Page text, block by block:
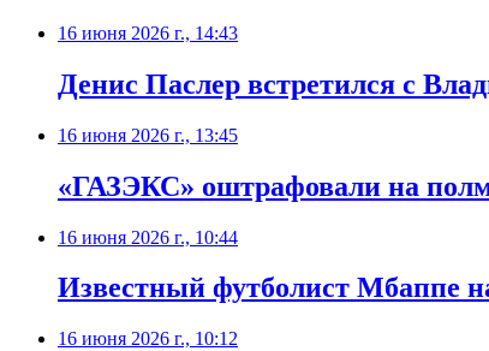
16 июня 2026 г., 14:43
Денис Паслер встретился с
16 июня 2026 г., 13:45
«ГАЗЭКС» оштрафовали на
16 июня 2026 г., 10:44
Известный футболист Мбаппе
16 июня 2026 г., 10:12